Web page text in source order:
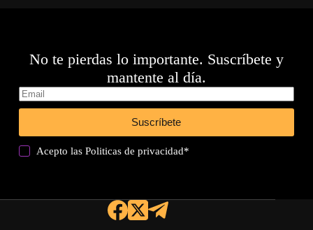
No te pierdas lo importante. Suscríbete y
mantente al día.
Suscríbete
Acepto lasPoliticas de privacidad*